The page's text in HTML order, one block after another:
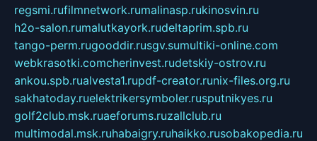
regsmi.rufilmnetwork.rumalinasp.rukinosvin.ru
h2o-salon.rumalutkayork.rudeltaprim.spb.ru
tango-perm.rugooddir.rusgv.sumultiki-online.com
webkrasotki.comcherinvest.rudetskiy-ostrov.ru
ankou.spb.rualvesta1.rupdf-creator.runix-files.org.ru
sakhatoday.ruelektrikersymboler.rusputnikyes.ru
golf2club.msk.ruaeforums.ruzallclub.ru
multimodal.msk.ruhabaigry.ruhaikko.rusobakopedia.ru